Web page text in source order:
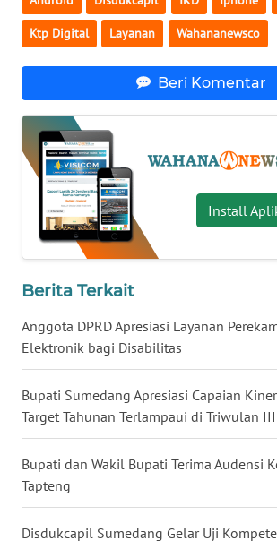
Ktp Digital Layanan Wahananewsco
Beri Komentar
Install
Berita Terkait
Anggota DPRD Apresiasi Layanan
Elektronik bagi Disabilitas
Bupati Sumedang Apresiasi Capaian
Target Tahunan Terlampaui di Triwulan III
Bupati dan Wakil Bupati Terima Audensi
Tapteng
Disdukcapil Sumedang Gelar Uji
WN
KALSEL
WN
KALTIM
WN
SULSEL
GORONTALO
WN
SULUT
WN
MALUKU
WN
MALUT